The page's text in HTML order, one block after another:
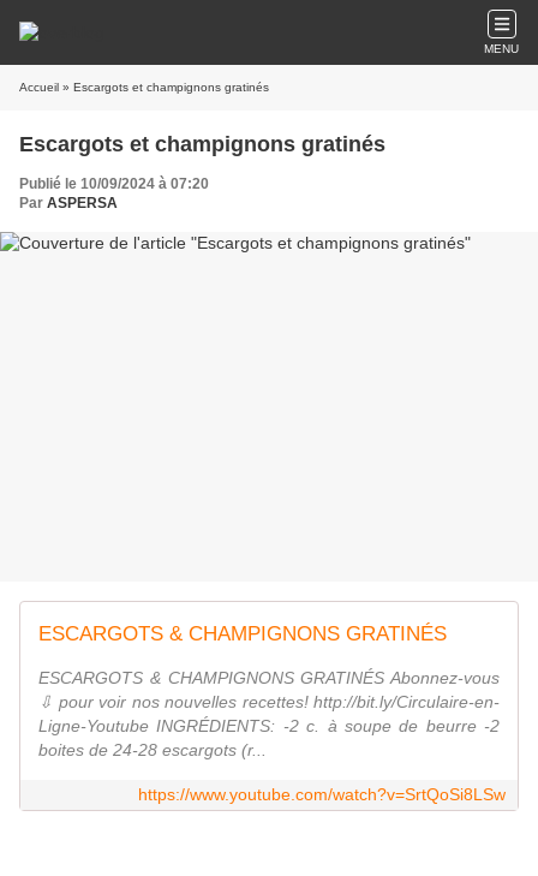
MENU
Accueil » Escargots et champignons gratinés
Escargots et champignons gratinés
Publié le 10/09/2024 à 07:20
Par ASPERSA
ESCARGOTS & CHAMPIGNONS GRATINÉS
ESCARGOTS & CHAMPIGNONS GRATINÉS Abonnez-vous
⇩ pour voir nos nouvelles recettes! http://bit.ly/Circulaire-en-
Ligne-Youtube INGRÉDIENTS: -2 c. à soupe de beurre -2
boites de 24-28 escargots (r...
https://www.youtube.com/watch?v=SrtQoSi8LSw